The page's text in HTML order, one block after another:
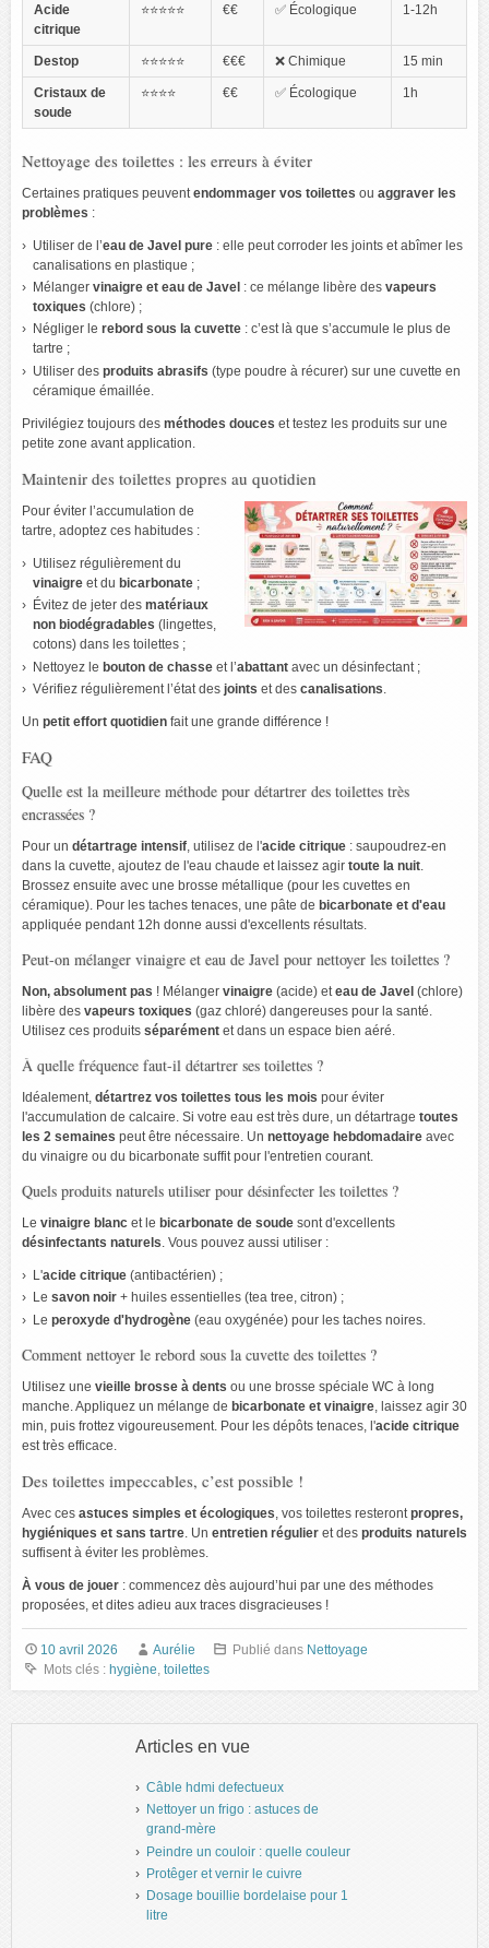
Acide
citrique
⭐⭐⭐⭐⭐ €€ ✅ Écologique 1-12h
Destop ⭐⭐⭐⭐⭐ €€€ ❌ Chimique 15 min
Cristaux de
soude
⭐⭐⭐⭐ €€ ✅ Écologique 1h
Nettoyage des toilettes : les erreurs à éviter
Certaines pratiques peuvent endommager vos toilettes ou aggraver les
problèmes :
Utiliser de l’eau de Javel pure: elle peut corroder les joints et abîmer les
canalisations en plastique ;
Mélanger vinaigre et eau de Javel : ce mélange libère des vapeurs
toxiques (chlore) ;
Négliger le rebord sous la cuvette: c’est là que s’accumule le plus de
tartre ;
Utiliser des produits abrasifs (type poudre à récurer) sur une cuvette en
céramique émaillée.
Privilégiez toujours des méthodes douces et testez les produits sur une
petite zone avant application.
Maintenir des toilettes propres au quotidien
Pour éviter l’accumulation de
tartre, adoptez ces habitudes :
Utilisez régulièrement du
vinaigreet du bicarbonate;
Évitez de jeter des matériaux
non biodégradables (lingettes,
cotons) dans les toilettes ;
Nettoyez le bouton de chasseet l’abattantavec un désinfectant ;
Vérifiez régulièrement l’état des joints et des canalisations.
Un petit effort quotidien fait une grande différence !
FAQ
Quelle est la meilleure méthode pour détartrer des toilettes très
encrassées ?
Pour un détartrage intensif, utilisez de l'acide citrique : saupoudrez-en
dans la cuvette, ajoutez de l'eau chaude et laissez agir toute la nuit.
Brossez ensuite avec une brosse métallique (pour les cuvettes en
céramique). Pour les taches tenaces, une pâte de bicarbonate et d'eau
appliquée pendant 12h donne aussi d'excellents résultats.
Peut-on mélanger vinaigre et eau de Javel pour nettoyer les toilettes ?
Non, absolument pas ! Mélanger vinaigre (acide) eteau de Javel (chlore)
libère des vapeurs toxiques (gaz chloré) dangereuses pour la santé.
Utilisez ces produits séparément et dans un espace bien aéré.
À quelle fréquence faut-il détartrer ses toilettes ?
Idéalement, détartrez vos toilettes tous les mois pour éviter
l'accumulation de calcaire. Si votre eau est très dure, un détartrage toutes
les 2 semaines peut être nécessaire. Un nettoyage hebdomadaire avec
du vinaigre ou du bicarbonate suffit pour l'entretien courant.
Quels produits naturels utiliser pour désinfecter les toilettes ?
Le vinaigre blanc et le bicarbonate de soude sont d'excellents
désinfectants naturels. Vous pouvez aussi utiliser :
L'acide citrique(antibactérien) ;
Le savon noir+ huiles essentielles (tea tree, citron) ;
Le peroxyde d'hydrogène(eau oxygénée) pour les taches noires.
Comment nettoyer le rebord sous la cuvette des toilettes ?
Utilisez une vieille brosse à dents ou une brosse spéciale WC à long
manche. Appliquez un mélange de bicarbonate et vinaigre , laissez agir 30
min, puis frottez vigoureusement. Pour les dépôts tenaces, l'acide citrique
est très efficace.
Des toilettes impeccables, c’est possible !
Avec ces astuces simples et écologiques , vos toilettes resteront propres,
hygiéniques et sans tartre . Un entretien régulier et des produits naturels
suffisent à éviter les problèmes.
À vous de jouer : commencez dès aujourd’hui par une des méthodes
proposées, et dites adieu aux traces disgracieuses !
10 avril 2026 Aurélie Publié dans Nettoyage
Mots clés : hygiène toilettes
Articles en vue
Câble hdmi defectueux
Nettoyer un frigo : astuces de
grand-mère
Peindre un couloir : quelle couleur
Protêger et vernir le cuivre
Dosage bouillie bordelaise pour 1
litre